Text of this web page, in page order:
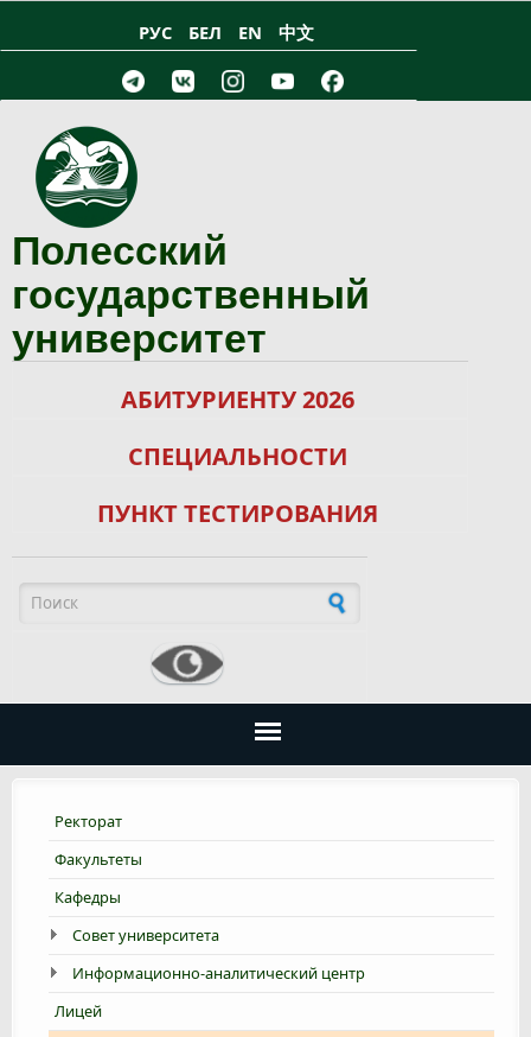
РУС БЕЛ EN 中文
Полесский
государственный
университет
АБИТУРИЕНТУ 2026
СПЕЦИАЛЬНОСТИ
ПУНКТ ТЕСТИРОВАНИЯ
Ректорат
Факультеты
Кафедры
Совет университета
Информационно-аналитический центр
Лицей